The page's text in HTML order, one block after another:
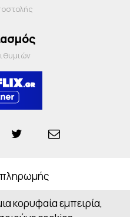
- All Rights Reserved
κορυφαία εμπειρία,